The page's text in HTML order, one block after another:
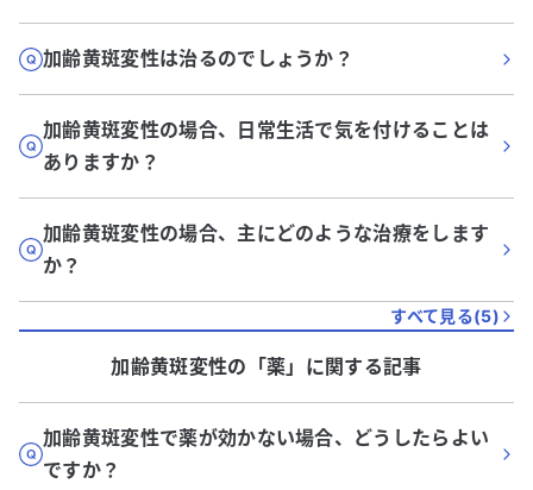
加齢黄斑変性は治るのでしょうか？
加齢黄斑変性の場合、日常生活で気を付けることは
ありますか？
加齢黄斑変性の場合、主にどのような治療をします
か？
すべて見る(5)
加齢黄斑変性の「薬」に関する記事
加齢黄斑変性で薬が効かない場合、どうしたらよい
ですか？